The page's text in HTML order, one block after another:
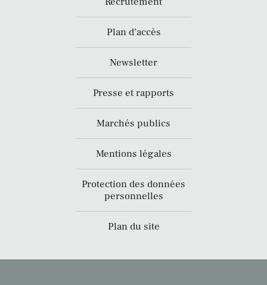
Plan d’accès
Newsletter
Presse et rapports
Marchés publics
Mentions légales
Protection des données
personnelles
Plan du site